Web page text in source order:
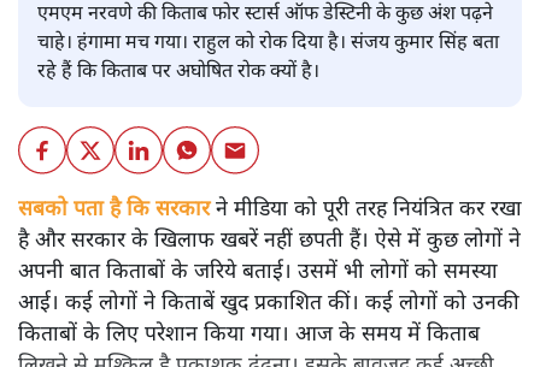
एमएम नरवणे की किताब फोर स्टार्स ऑफ डेस्टिनी के कुछ अंश पढ़ने
चाहे। हंगामा मच गया। राहुल को रोक दिया है। संजय कुमार सिंह बता
रहे हैं कि किताब पर अघोषित रोक क्यों है।
सबको पता है कि सरकारने मीडिया को पूरी तरह नियंत्रित कर रखा
है और सरकार के खिलाफ खबरें नहीं छपती हैं। ऐसे में कुछ लोगों ने
अपनी बात किताबों के जरिये बताई। उसमें भी लोगों को समस्या
आई। कई लोगों ने किताबें खुद प्रकाशित कीं। कई लोगों को उनकी
किताबों के लिए परेशान किया गया। आज के समय में किताब